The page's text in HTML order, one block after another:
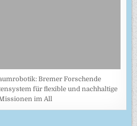
Bremer Forschende
für flexible und nachhaltige
im All